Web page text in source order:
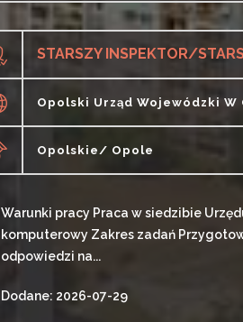
STARSZY INSPEKTOR/
Opolski Urząd Wojewódzki W
Opolskie/ Opole
Warunki pracy Praca w siedzibie
komputerowy Zakres zadań
odpowiedzi na...
Dodane: 2026-07-29